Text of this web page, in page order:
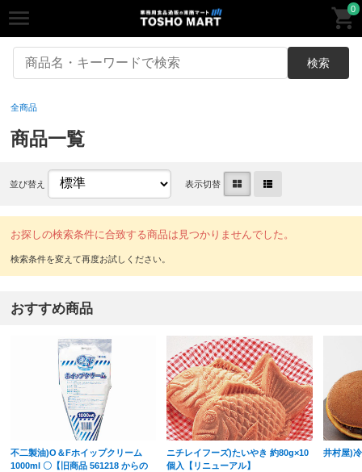
0
検索
全商品
商品一覧
並び替え 表示切替
お探しの検索条件に合致する商品は見つかりませんでした。
おすすめ商品
不二製油)O＆Fホイップクリーム
1000ml 〇【旧商品 561218 からの
ニチレイフーズ)たいやき 約80g×10
個入【リニューアル】
井村屋)